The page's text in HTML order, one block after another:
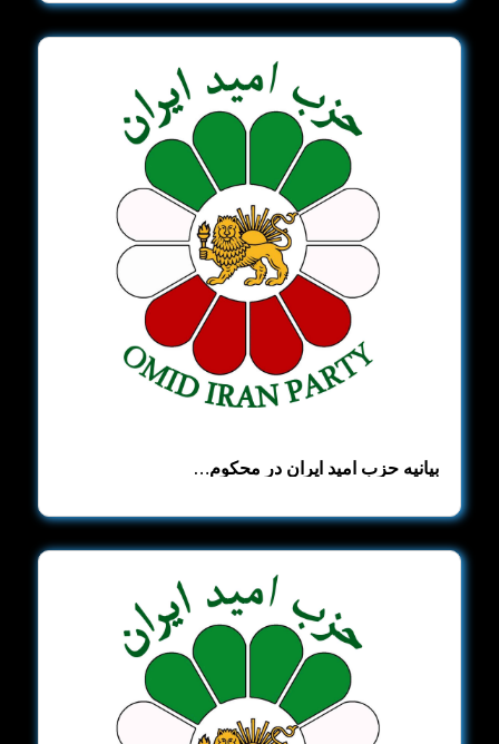
بیانیه حزب امید ایران در محکوم…